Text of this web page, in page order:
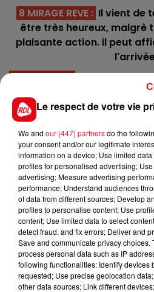
8 MIRAGE REVE : Il vient de
être très heureux, malgrè
plaisante action. il peut
13 JACKSUN :Bien connu
il est à un niveau sur
d'un tel
En direct
FILS D'ACTUS
Le respect de votre vie
We and our (447) partnersdo the
your consent and/or our legitimate
information on a device; Use limited
profiles for personalised advertising;
advertising; Measure advertising
performance; Understand audiences
of data from different sources; Develop
profiles to personalise content; Use
content; Use limited data to select
detect fraud, and fix errors; Deliver and
Save and communicate privacy choices.
process personal data such as IP
following functionalities: Identify devices
requested; Use precise geolocation
other data sources; Link different